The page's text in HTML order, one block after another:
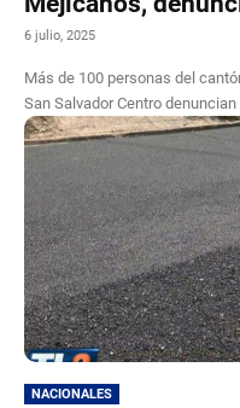
6 julio, 2025
Más de 100 personas del
San Salvador Centro
NACIONALES